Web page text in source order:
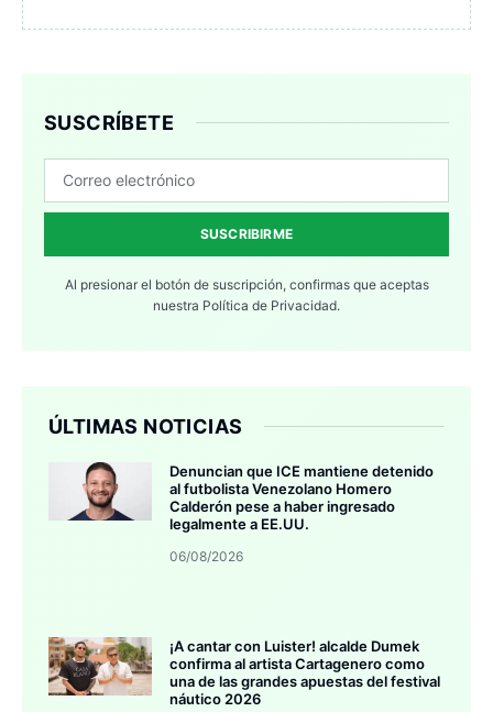
SUSCRÍBETE
SUSCRIBIRME
Al presionar el botón de suscripción, confirmas que aceptas
nuestra Política de Privacidad.
ÚLTIMAS NOTICIAS
Denuncian que ICE mantiene detenido
al futbolista Venezolano Homero
Calderón pese a haber ingresado
legalmente a EE.UU.
06/08/2026
¡A cantar con Luister! alcalde Dumek
confirma al artista Cartagenero como
una de las grandes apuestas del festival
náutico 2026